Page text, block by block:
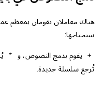
هناك معاملان يقومان بمعظم
ستحتاجها:
+ يقوم بدمج النصوص، و *
تُرجع سلسلة جديدة.